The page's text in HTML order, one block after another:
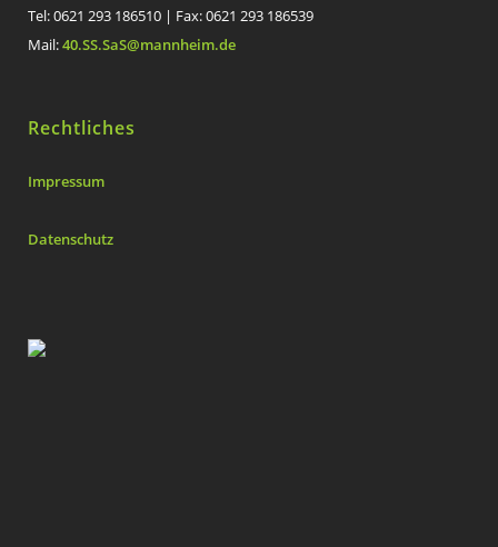
Tel: 0621 293 186510 | Fax: 0621 293 186539
Mail:40.SS.SaS@mannheim.de
Rechtliches
Impressum
Datenschutz